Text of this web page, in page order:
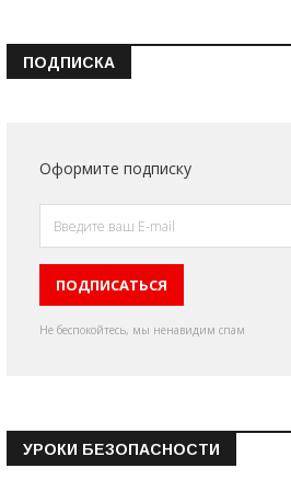
ПОДПИСКА
Оформите подписку
Не беспокойтесь, мы ненавидим спам
УРОКИ БЕЗОПАСНОСТИ